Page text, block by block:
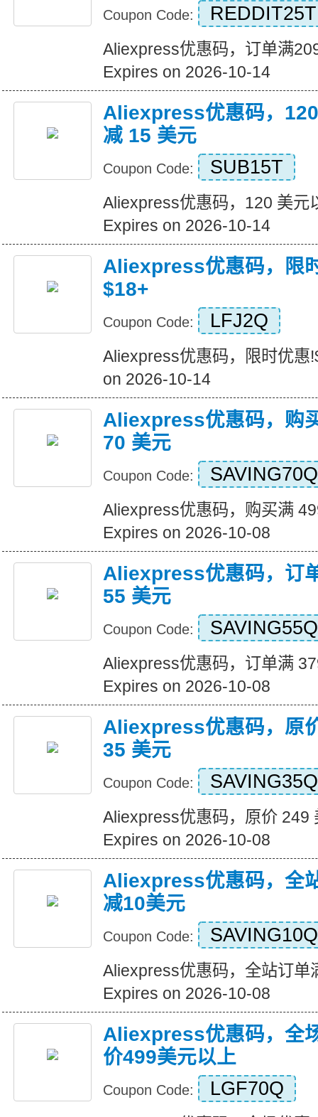
Coupon Code: REDDIT25T
Aliexpress优惠码，订单满
Expires on 2026-10-14
Aliexpress优惠码，
减 15 美元
Coupon Code: SUB15T
Aliexpress优惠码，120 美元
Expires on 2026-10-14
Aliexpress优惠码，限
$18+
Coupon Code: LFJ2Q
Aliexpress优惠码，限时优惠
on 2026-10-14
Aliexpress优惠码，购
70 美元
Coupon Code: SAVING70Q
Aliexpress优惠码，购买满
Expires on 2026-10-08
Aliexpress优惠码，订
55 美元
Coupon Code: SAVING55Q
Aliexpress优惠码，订单满
Expires on 2026-10-08
Aliexpress优惠码，原
35 美元
Coupon Code: SAVING35Q
Aliexpress优惠码，原价 249
Expires on 2026-10-08
Aliexpress优惠码，全
减10美元
Coupon Code: SAVING10Q
Aliexpress优惠码，全站订单
Expires on 2026-10-08
Aliexpress优惠码，全
价499美元以上
Coupon Code: LGF70Q